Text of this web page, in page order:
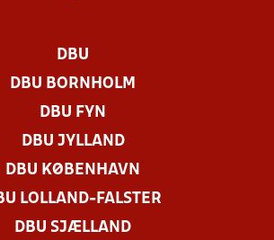
DBU
DBU BORNHOLM
DBU FYN
DBU JYLLAND
DBU KØBENHAVN
LOLLAND-FALSTER
DBU SJÆLLAND